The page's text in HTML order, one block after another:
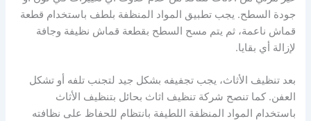
جودة السطح. يجب تطبيق المواد المنظفة بلطف باستخدام قطعة
قماش ناعمة، ثم يتم مسح السطح بقطعة قماش نظيفة وجافة
لإزالة أي بقايا.
بعد تنظيف الأثاث، يجب تجفيفه بشكل جيد لتجنب تلفه أو تشكل
العفن. كما تنصح شركة تنظيف اثاث بحائل بتنظيف الأثاث
باستخدام المواد المنظفة اللطيفة بانتظام للحفاظ على نظافته